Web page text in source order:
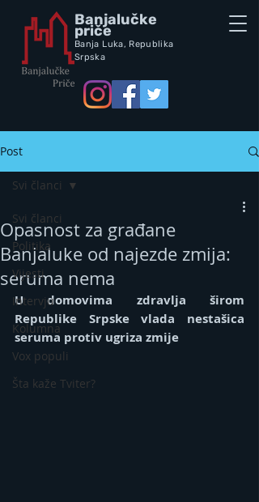
Banjalučke
priče
Banja Luka, Republika
Srpska
Post
Svi članci
Politika
Vijesti
Intervju
Kolumna
Vox populi
Šta kaže Tviter?
Svi članci
Opasnost za građane
Banjaluke od najezde zmija:
seruma nema
U domovima zdravlja širom
Republike Srpske vlada nestašica
seruma protiv ugriza zmije